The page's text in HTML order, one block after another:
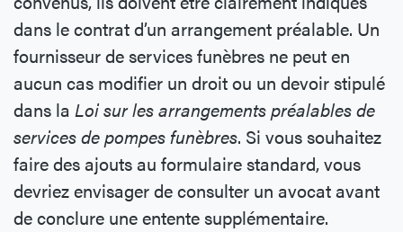
dans le contrat d’un arrangement préalable. Un
fournisseur de services funèbres ne peut en
aucun cas modifier un droit ou un devoir stipulé
dans la Loi sur les arrangements préalables de
services de pompes funèbres. Si vous souhaitez
faire des ajouts au formulaire standard, vous
devriez envisager de consulter un avocat avant
de conclure une entente supplémentaire.